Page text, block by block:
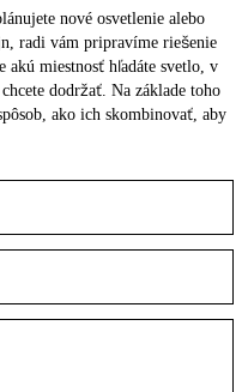
nové osvetlenie alebo
radi vám pripravíme riešenie
akú miestnosť hľadáte svetlo, v
dodržať. Na základe toho
ako ich skombinovať, aby